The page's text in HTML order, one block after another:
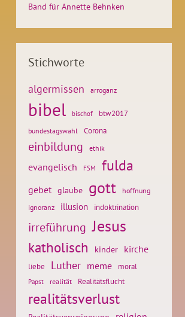
Band für Annette Behnken
Stichworte
algermissen arroganz
bibel bischof btw2017
bundestagswahl Corona
einbildung ethik
evangelisch FSM fulda
gebet glaube gott
hoffnung
ignoranz
illusion indoktrination
irreführung Jesus
katholisch kinder kirche
liebe Luther meme moral
Papst realität Realitätsflucht
realitätsverlust